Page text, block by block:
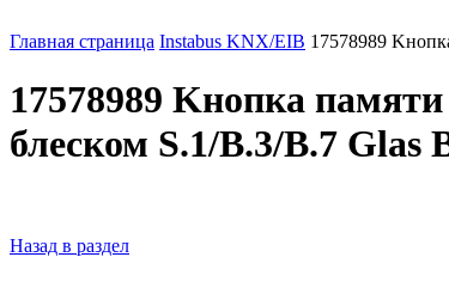
Главная страница Instabus KNX/EIB 17578989
17578989 Kнопка
блеском S.1/B.3/B.7 Glas
Назад в раздел